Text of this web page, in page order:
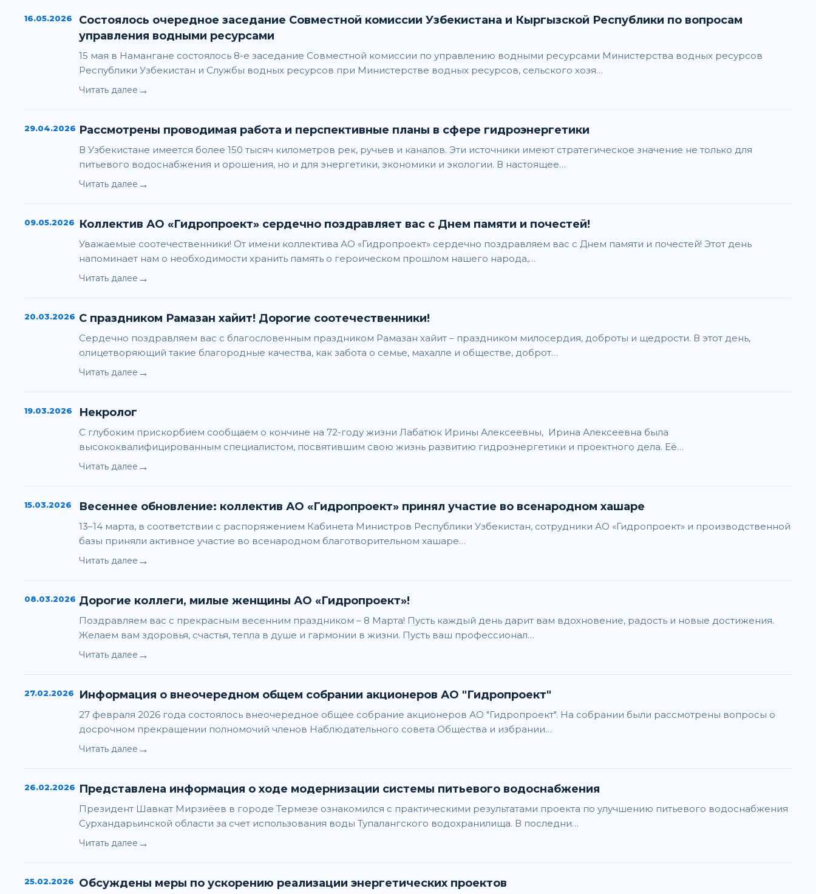
16.05.2026
Состоялось очередное заседание Совместной комиссии Узбекистана и Кыргызской Республики по вопросам
управления водными ресурсами
15 мая в Намангане состоялось 8-е заседание Совместной комиссии по управлению водными ресурсами Министерства водных ресурсов
Республики Узбекистан и Службы водных ресурсов при Министерстве водных ресурсов, сельского хозя…
Читать далее →
29.04.2026 Рассмотрены проводимая работа и перспективные планы в сфере гидроэнергетики
В Узбекистане имеется более 150 тысяч километров рек, ручьев и каналов. Эти источники имеют стратегическое значение не только для
питьевого водоснабжения и орошения, но и для энергетики, экономики и экологии. В настоящее…
Читать далее →
09.05.2026 Коллектив АО «Гидропроект» сердечно поздравляет вас с Днем памяти и почестей!
Уважаемые соотечественники! От имени коллектива АО «Гидропроект» сердечно поздравляем вас с Днем памяти и почестей! Этот день
напоминает нам о необходимости хранить память о героическом прошлом нашего народа,…
Читать далее →
20.03.2026 С праздником Рамазан хайит! Дорогие соотечественники!
Сердечно поздравляем вас с благословенным праздником Рамазан хайит – праздником милосердия, доброты и щедрости. В этот день,
олицетворяющий такие благородные качества, как забота о семье, махалле и обществе, доброт…
Читать далее →
19.03.2026 Некролог
С глубоким прискорбием сообщаем о кончине на 72-году жизни Лабатюк Ирины Алексеевны, Ирина Алексеевна была
высококвалифицированным специалистом, посвятившим свою жизнь развитию гидроэнергетики и проектного дела. Её…
Читать далее →
15.03.2026 Весеннее обновление: коллектив АО «Гидропроект» принял участие во всенародном хашаре
13–14 марта, в соответствии с распоряжением Кабинета Министров Республики Узбекистан, сотрудники АО «Гидропроект» и производственной
базы приняли активное участие во всенародном благотворительном хашаре…
Читать далее →
08.03.2026 Дорогие коллеги, милые женщины АО «Гидропроект»!
Поздравляем вас с прекрасным весенним праздником – 8 Марта! Пусть каждый день дарит вам вдохновение, радость и новые достижения.
Желаем вам здоровья, счастья, тепла в душе и гармонии в жизни. Пусть ваш профессионал…
Читать далее →
27.02.2026 Информация о внеочередном общем собрании акционеров АО "Гидропроект"
27 февраля 2026 года состоялось внеочередное общее собрание акционеров АО "Гидропроект". На собрании были рассмотрены вопросы о
досрочном прекращении полномочий членов Наблюдательного совета Общества и избрании…
Читать далее →
26.02.2026 Представлена информация о ходе модернизации системы питьевого водоснабжения
Президент Шавкат Мирзиёев в городе Термезе ознакомился с практическими результатами проекта по улучшению питьевого водоснабжения
Сурхандарьинской области за счет использования воды Тупалангского водохранилища. В последни…
Читать далее →
25.02.2026 Обсуждены меры по ускорению реализации энергетических проектов